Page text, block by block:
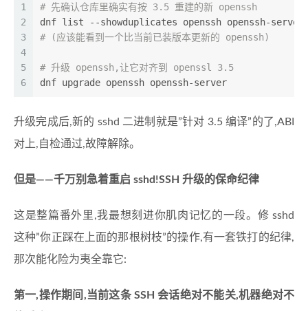
1
2
3
4
5
6
# 先确认仓库里确实有按 3.5 重建的新 openssh
dnf list --showduplicates openssh openssh-server
# (应该能看到一个比当前已装版本更新的 openssh)
# 升级 openssh,让它对齐到 openssl 3.5
dnf upgrade openssh openssh-server
升级完成后,新的 sshd 二进制就是”针对 3.5 编译”的了,ABI
对上,自检通过,故障解除。
但是——千万别急着重启 sshd!SSH 升级的保命纪律
这是整篇番外里,我最想刻进你肌肉记忆的一段。修 sshd
这种”你正踩在上面的那根树枝”的操作,有一套铁打的纪律,
那次能化险为夷全靠它:
第一,操作期间,当前这条 SSH 会话绝对不能关,机器绝对不